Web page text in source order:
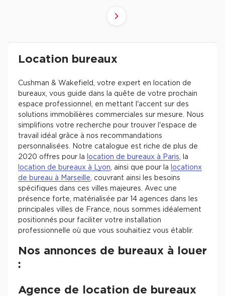
Suivant
Revenir à l'accueil -
Location bureaux
Cushman & Wakefield, votre expert en location de
bureaux, vous guide dans la quête de votre prochain
espace professionnel, en mettant l'accent sur des
solutions immobilières commerciales sur mesure. Nous
simplifions votre recherche pour trouver l'espace de
travail idéal grâce à nos recommandations
personnalisées. Notre catalogue est riche de plus de
2020 offres pour la
location de bureaux à Paris, la
location de bureaux à Lyon, ainsi que pour la
locationx
de bureau à Marseille, couvrant ainsi les besoins
spécifiques dans ces villes majeures. Avec une
présence forte, matérialisée par 14 agences dans les
principales villes de France, nous sommes idéalement
positionnés pour faciliter votre installation
professionnelle où que vous souhaitiez vous établir.
Nos annonces de bureaux à louer
:
Agence de location de bureaux